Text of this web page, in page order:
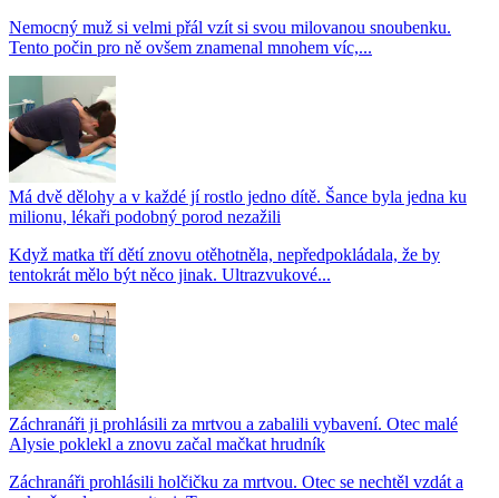
Nemocný muž si velmi přál vzít si svou milovanou snoubenku.
Tento počin pro ně ovšem znamenal mnohem víc,...
Má dvě dělohy a v každé jí rostlo jedno dítě. Šance byla jedna ku
milionu, lékaři podobný porod nezažili
Když matka tří dětí znovu otěhotněla, nepředpokládala, že by
tentokrát mělo být něco jinak. Ultrazvukové...
Záchranáři ji prohlásili za mrtvou a zabalili vybavení. Otec malé
Alysie poklekl a znovu začal mačkat hrudník
Záchranáři prohlásili holčičku za mrtvou. Otec se nechtěl vzdát a